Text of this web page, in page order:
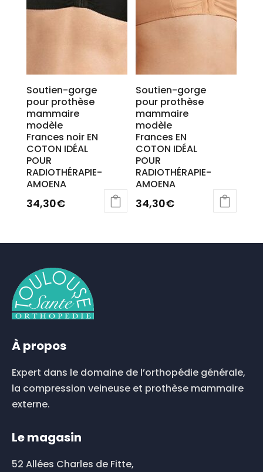
Soutien-gorge
pour prothèse
mammaire
modèle
Frances noir EN
COTON IDÉAL
POUR
RADIOTHÉRAPIE-
AMOENA
34,30€
a
variations.
Les
options
peuvent
être
sur
page
du
Soutien-gorge
pour prothèse
mammaire
modèle
Frances EN
COTON IDÉAL
POUR
RADIOTHÉRAPIE-
AMOENA
34,30€
a
page
du
À propos
Expert dans le domaine de l’orthopédie générale,
la compression veineuse et prothèse mammaire
externe.
Le magasin
52 Allées Charles de Fitte,